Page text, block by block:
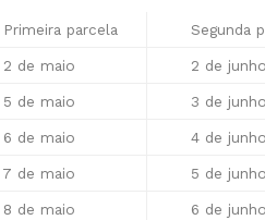
parcela Segunda
de maio 2 de
de maio 3 de
de maio 4 de
de maio 5 de
de maio 6 de